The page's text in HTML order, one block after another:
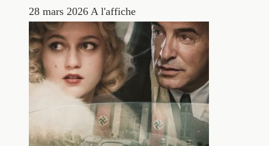
28 mars 2026 A l'affiche